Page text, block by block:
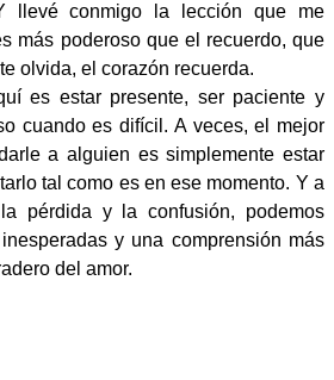
llevé conmigo la lección que me
más poderoso que el recuerdo, que
olvida, el corazón recuerda.
es estar presente, ser paciente y
cuando es difícil. A veces, el mejor
a alguien es simplemente estar
tal como es en ese momento. Y a
pérdida y la confusión, podemos
y una comprensión más
del amor.